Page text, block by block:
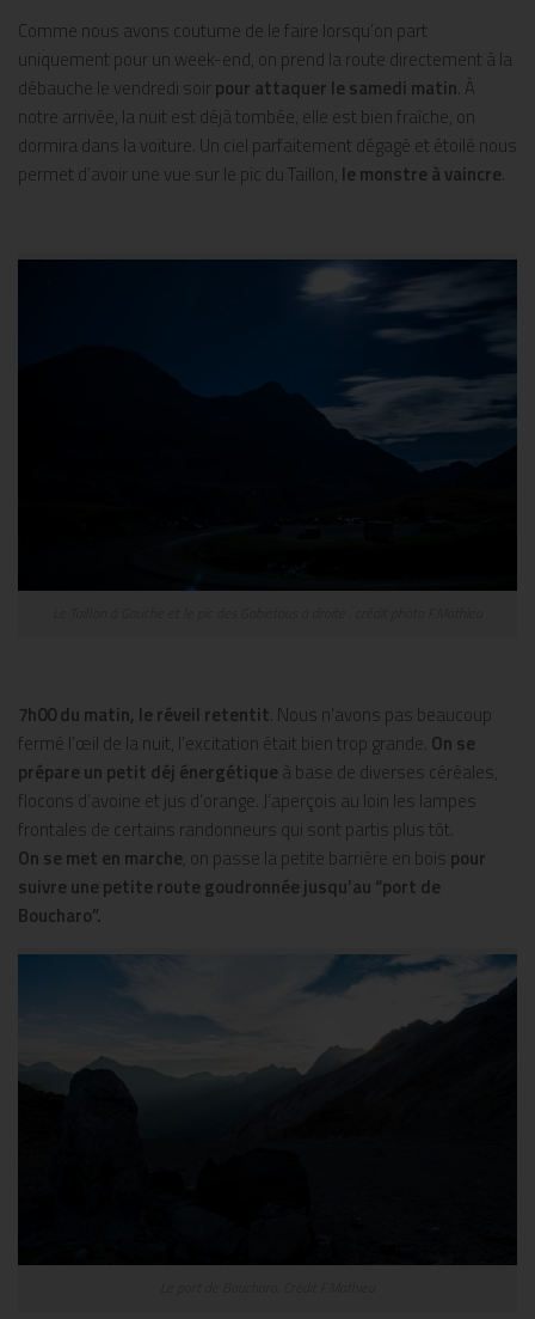
Comme nous avons coutume de le faire lorsqu’on part
uniquement pour un week-end, on prend la route directement à la
débauche le vendredi soir pour attaquer le samedi matin. À
notre arrivée, la nuit est déjà tombée, elle est bien fraîche, on
dormira dans la voiture. Un ciel parfaitement dégagé et étoilé nous
permet d’avoir une vue sur le pic du Taillon, le monstre à vaincre.
7h00 du matin, le réveil retentit. Nous n’avons pas beaucoup
fermé l’œil de la nuit, l’excitation était bien trop grande. On se
prépare un petit déj énergétique à base de diverses céréales,
flocons d’avoine et jus d’orange. J’aperçois au loin les lampes
frontales de certains randonneurs qui sont partis plus tôt.
On se met en marche, on passe la petite barrière en bois pour
suivre une petite route goudronnée jusqu’au “port de
Boucharo”.